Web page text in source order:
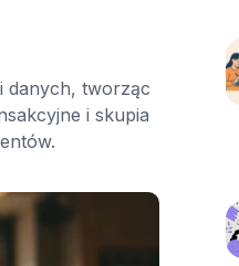
danych, tworząc
i skupia